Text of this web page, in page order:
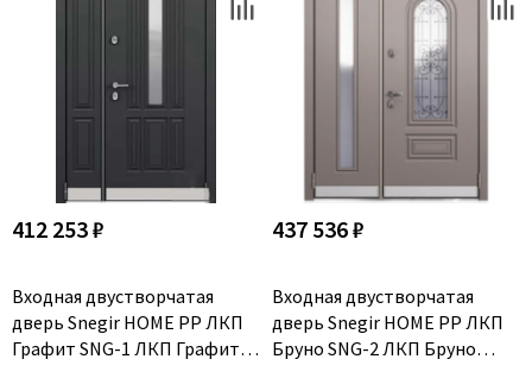
412 253 ₽
Входная двустворчатая
дверь Snegir HOME PP ЛКП
Графит SNG-1 ЛКП Графит
437 536 ₽
Входная двустворчатая
дверь Snegir HOME PP ЛКП
Бруно SNG-2 ЛКП Бруно